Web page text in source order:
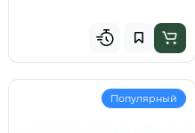
Популярный